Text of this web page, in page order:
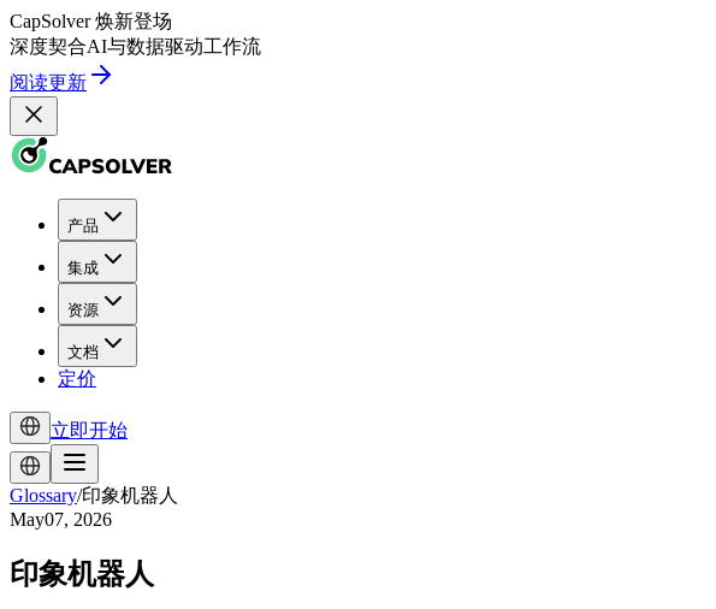
CapSolver 焕新登场
深度契合AI与数据驱动工作流
阅读更新
产品
集成
资源
文档
定价
立即开始
Glossary/印象机器人
May07, 2026
印象机器人